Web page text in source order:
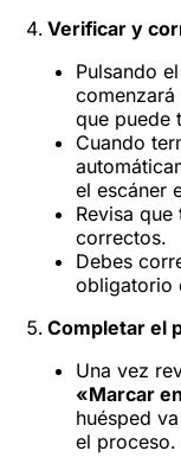
Verificar y
Pulsando
que puede
Cuando
el escáner
Revisa
correctos.
Debes
obligatorio
Completar el
Una vez
«Marcar
huésped
el proceso.